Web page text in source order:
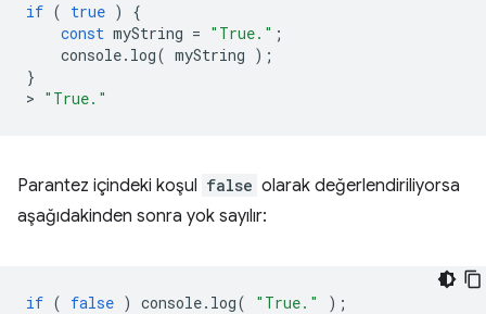
if ( true )
{
const myString = "True." ;
console. log( myString );
}
> "True."
Parantez içindeki koşul false olarak değerlendiriliyorsa
aşağıdakinden sonra yok sayılır:
if ( false ) console. log( "True." );